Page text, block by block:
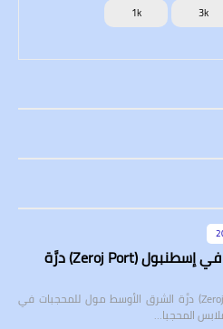
3k
1k
مول المحجبات في إسطنبول (Zeroj Port) درَّة
مول المحجبات في إسطنبول (Zeroj Port) درَّة الشرق الأوسط مول للمحجبات في
المحجبا…